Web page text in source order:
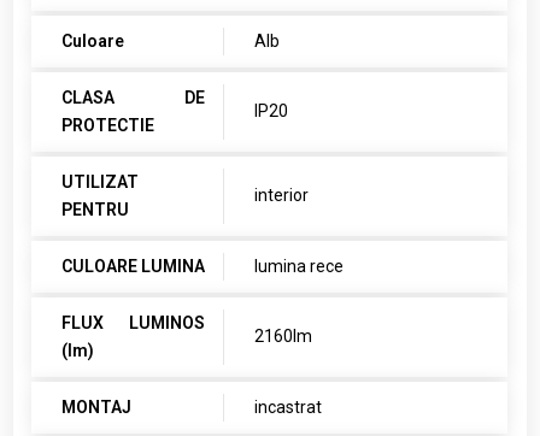
Culoare Alb
CLASA DE
PROTECTIE
IP20
UTILIZAT
PENTRU
interior
CULOARE LUMINA lumina rece
FLUX LUMINOS
(lm)
2160lm
MONTAJ incastrat